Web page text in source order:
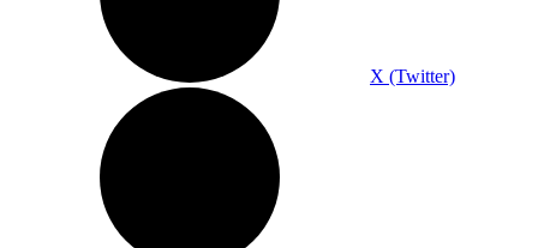
X (Twitter)